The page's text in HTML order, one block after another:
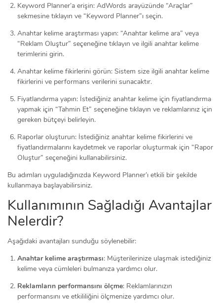
Keyword Planner’a erişin: AdWords arayüzünde “Araçlar”
sekmesine tıklayın ve “Keyword Planner”ı seçin.
Anahtar kelime araştırması yapın: “Anahtar kelime ara” veya
“Reklam Oluştur” seçeneğine tıklayın ve ilgili anahtar kelime
terimlerini girin.
Anahtar kelime fikirlerini görün: Sistem size ilgili anahtar kelime
fikirlerini ve performans verilerini sunacaktır.
Fiyatlandırma yapın: İstediğiniz anahtar kelime için fiyatlandırma
yapmak için “Tahmin Et” seçeneğine tıklayın ve reklamlarınız için
gereken bütçeyi belirleyin.
Raporlar oluşturun: İstediğiniz anahtar kelime fikirlerini ve
fiyatlandırmalarını kaydetmek ve raporlar oluşturmak için “Rapor
Oluştur” seçeneğini kullanabilirsiniz.
Bu adımları uyguladığınızda Keyword Planner’ı etkili bir şekilde
kullanmaya başlayabilirsiniz.
Kullanımının Sağladığı Avantajlar
Nelerdir?
Aşağıdaki avantajları sunduğu söylenebilir:
Anahtar kelime araştırması: Müşterilerinize ulaşmak istediğiniz
kelime veya cümleleri bulmanıza yardımcı olur.
Reklamların performansını ölçme: Reklamlarınızın
performansını ve etkililiğini ölçmenize yardımcı olur.